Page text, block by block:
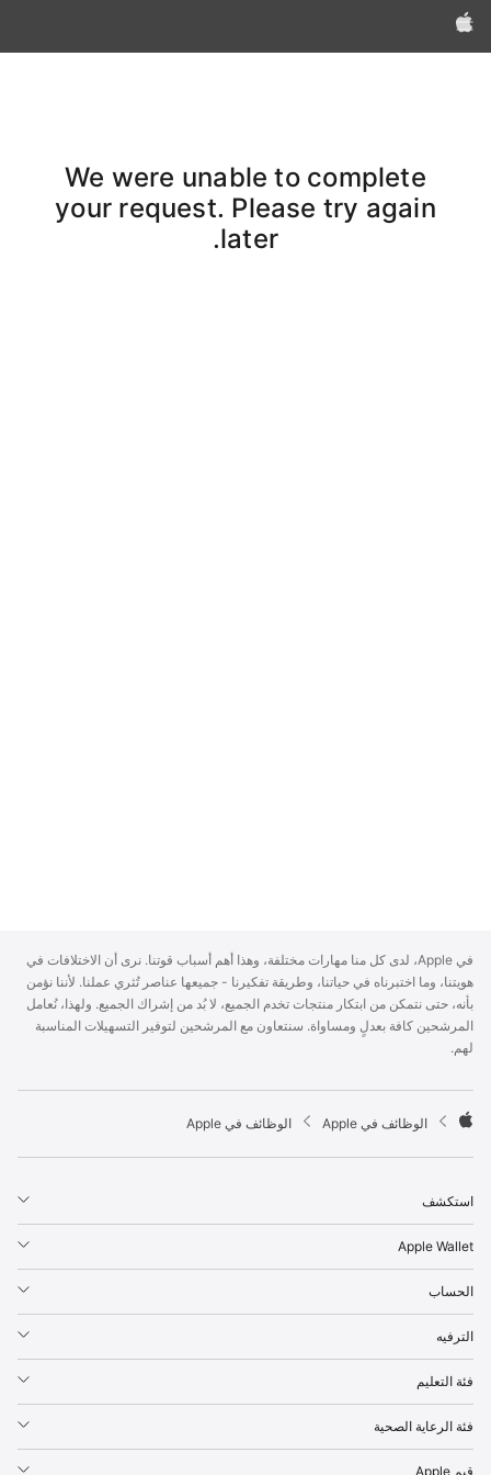
Apple‏
We were unable to complete
your request. Please try again
later.
p
p
l
e
F
o
t
r
في Apple، لدى كل منا مهارات مختلفة، وهذا أهم أسباب قوتنا. نرى أن الاختلافات في
هويتنا، وما اختبرناه في حياتنا، وطريقة تفكيرنا - جميعها عناصر تُثري عملنا. لأننا نؤمن
بأنه، حتى نتمكن من ابتكار منتجات تخدم الجميع، لا بُد من إشراك الجميع. ولهذا، نُعامل
المرشحين كافة بعدلٍ ومساواة. سنتعاون مع المرشحين لتوفير التسهيلات المناسبة
لهم.

p
l
e
الوظائف في Apple الوظائف في Apple
استكشف
Apple Wallet
الحساب
الترفيه
فئة التعليم
فئة الرعاية الصحية
قيم Apple